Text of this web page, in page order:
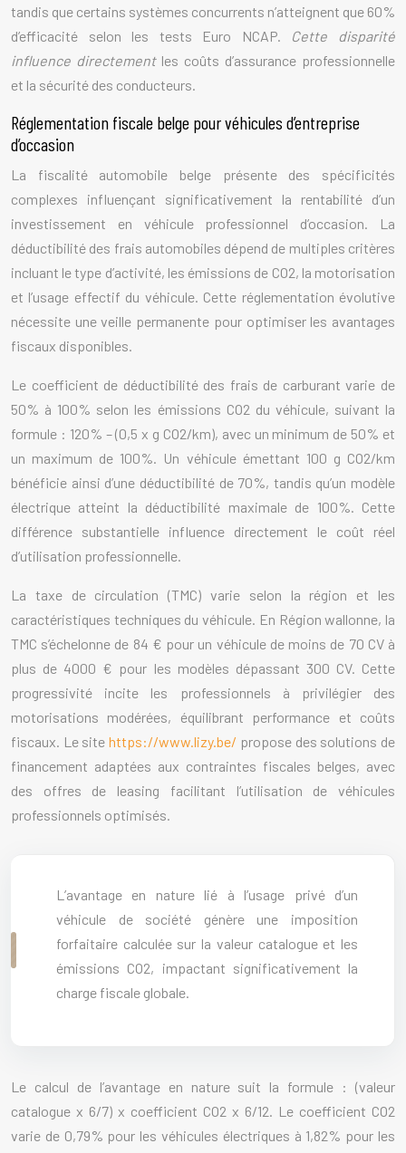
tandis que certains systèmes concurrents n’atteignent que 60%
d’efficacité selon les tests Euro NCAP. Cette disparité
influence directement les coûts d’assurance professionnelle
et la sécurité des conducteurs.
Réglementation fiscale belge pour véhicules d’entreprise
d’occasion
La fiscalité automobile belge présente des spécificités
complexes influençant significativement la rentabilité d’un
investissement en véhicule professionnel d’occasion. La
déductibilité des frais automobiles dépend de multiples critères
incluant le type d’activité, les émissions de CO2, la motorisation
et l’usage effectif du véhicule. Cette réglementation évolutive
nécessite une veille permanente pour optimiser les avantages
fiscaux disponibles.
Le coefficient de déductibilité des frais de carburant varie de
50% à 100% selon les émissions CO2 du véhicule, suivant la
formule : 120% – (0,5 x g CO2/km), avec un minimum de 50% et
un maximum de 100%. Un véhicule émettant 100 g CO2/km
bénéficie ainsi d’une déductibilité de 70%, tandis qu’un modèle
électrique atteint la déductibilité maximale de 100%. Cette
différence substantielle influence directement le coût réel
d’utilisation professionnelle.
La taxe de circulation (TMC) varie selon la région et les
caractéristiques techniques du véhicule. En Région wallonne, la
TMC s’échelonne de 84 € pour un véhicule de moins de 70 CV à
plus de 4000 € pour les modèles dépassant 300 CV. Cette
progressivité incite les professionnels à privilégier des
motorisations modérées, équilibrant performance et coûts
fiscaux. Le sitehttps://www.lizy.be/ propose des solutions de
financement adaptées aux contraintes fiscales belges, avec
des offres de leasing facilitant l’utilisation de véhicules
professionnels optimisés.
L’avantage en nature lié à l’usage privé d’un
véhicule de société génère une imposition
forfaitaire calculée sur la valeur catalogue et les
émissions CO2, impactant significativement la
charge fiscale globale.
Le calcul de l’avantage en nature suit la formule : (valeur
catalogue x 6/7) x coefficient CO2 x 6/12. Le coefficient CO2
varie de 0,79% pour les véhicules électriques à 1,82% pour les